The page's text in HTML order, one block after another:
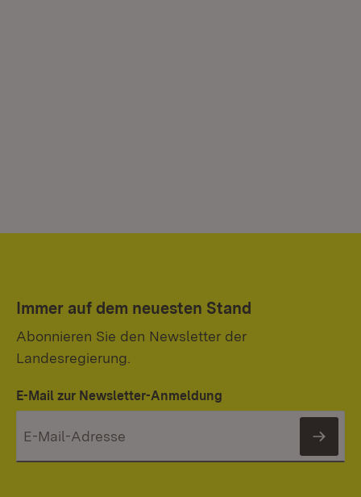
Immer auf dem neuesten Stand
Abonnieren Sie den Newsletter der
Landesregierung.
E-Mail zur Newsletter-Anmeldung